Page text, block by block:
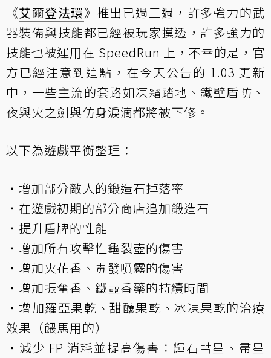
《艾爾登法環》推出已過三週，許多強力的武
器裝備與技能都已經被玩家摸透，許多強力的
技能也被運用在 SpeedRun 上，不幸的是，官
方已經注意到這點，在今天公告的 1.03 更新
中，一些主流的套路如凍霜踏地、鐵壁盾防、
夜與火之劍與仿身淚滴都將被下修。
以下為遊戲平衡整理：
・增加部分敵人的鍛造石掉落率
・在遊戲初期的部分商店追加鍛造石
・提升盾牌的性能
・增加所有攻擊性龜裂壺的傷害
・增加火花香、毒發噴霧的傷害
・增加振奮香、鐵壺香藥的持續時間
・增加羅亞果乾、甜釀果乾、冰凍果乾的治療
效果（餵馬用的）
・減少 FP 消耗並提高傷害：輝石彗星、帚星